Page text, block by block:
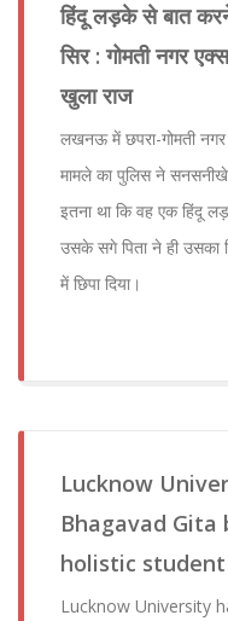
हिंदू लड़के से बात
सिर : गोमती नगर
खुला राज
लखनऊ में छपरा-गोमती
मामले का पुलिस ने
इतना था कि वह एक हिंदू
उसके सगे पिता ने ही उसका
में छिपा दिया।
Lucknow
Bhagavad Gita
holistic
Lucknow University